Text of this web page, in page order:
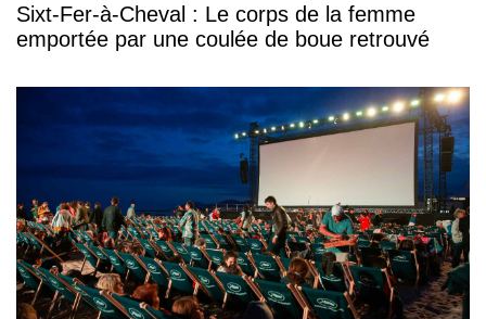
Sixt-Fer-à-Cheval : Le corps de la femme
emportée par une coulée de boue retrouvé